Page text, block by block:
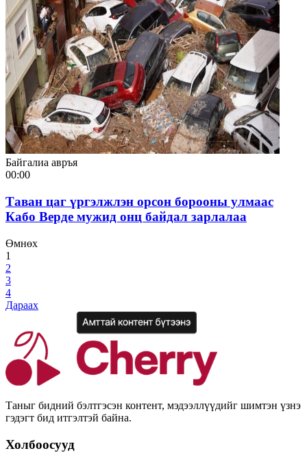
Байгалиа авръя
00:00
Таван цаг үргэлжлэн орсон борооны улмаас
Кабо Верде мужид онц байдал зарлалаа
Өмнөх
1
2
3
4
Дараах
Таныг бидний бэлтгэсэн контент, мэдээллүүдийг шимтэн үзнэ
гэдэгт бид итгэлтэй байна.
Холбоосууд